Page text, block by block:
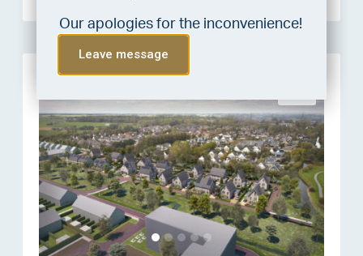
Do the check!
Our apologies for the inconvenience!
Leave message